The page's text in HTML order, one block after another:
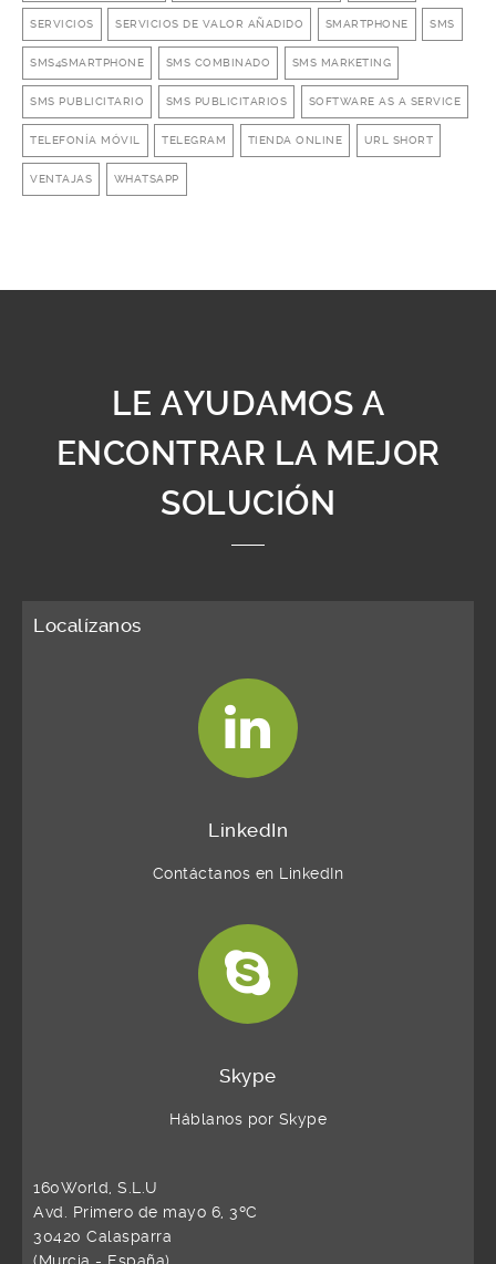
SERVICIOS SERVICIOS DE VALOR AÑADIDO SMARTPHONE SMS
SMS4SMARTPHONE SMS COMBINADO SMS MARKETING
SMS PUBLICITARIO SMS PUBLICITARIOS SOFTWARE AS A SERVICE
TELEFONÍA MÓVIL TELEGRAM TIENDA ONLINE URL SHORT
VENTAJAS WHATSAPP
LE AYUDAMOS A
ENCONTRAR LA MEJOR
SOLUCIÓN
Localízanos
LinkedIn
Contáctanos en LinkedIn
Skype
Háblanos por Skype
160World, S.L.U
Avd. Primero de mayo 6, 3ºC
30420 Calasparra